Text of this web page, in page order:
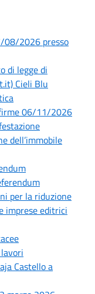
08/2026 presso
di legge di
Cieli Blu
firme 06/11/2026
dell’immobile
per la riduzione
imprese editrici
Castello a